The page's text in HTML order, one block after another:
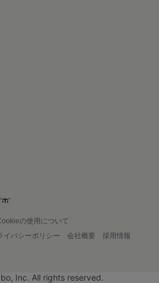
の使用について
イバシーポリシー 会社概要
採用情報
Inc. All rights reserved.